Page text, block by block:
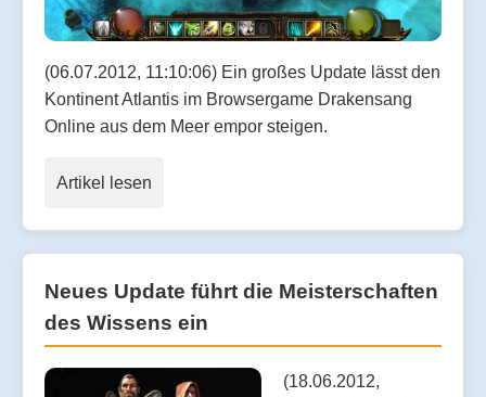
(06.07.2012, 11:10:06) Ein großes Update lässt den
Kontinent Atlantis im Browsergame Drakensang
Online aus dem Meer empor steigen.
Artikel lesen
Neues Update führt die Meisterschaften
des Wissens ein
(18.06.2012,